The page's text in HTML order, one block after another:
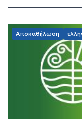
Αποκαθήλωση